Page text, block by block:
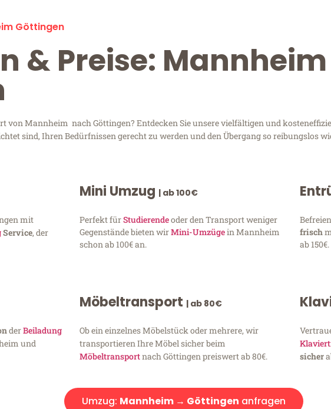
Göttingen
& Preise:
von Mannheim nach Göttingen? Entdecken Sie unsere vielfältigen und
sind, Ihren Bedürfnissen gerecht zu werden und den Übergang so reibungslos
mit
Service, der
Mini Umzug | ab 100€
Perfekt fürStudierendeoder den Transport weniger
Gegenstände bieten wirMini-Umzügein Mannheim
schon ab 100€ an.
frisch
ab 150€.
derBeiladung
und
Möbeltransport | ab 80€
Ob ein einzelnes Möbelstück oder mehrere, wir
transportieren Ihre Möbel sicher beim
Möbeltransportnach Göttingen preiswert ab 80€.
sicher
Umzug: Mannheim → Göttingen anfragen